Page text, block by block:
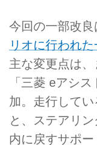
今回の一部改
リオに行われ
主な変更点は
「三菱 eアシ
加。走行して
と、ステアリ
内に戻すサポー